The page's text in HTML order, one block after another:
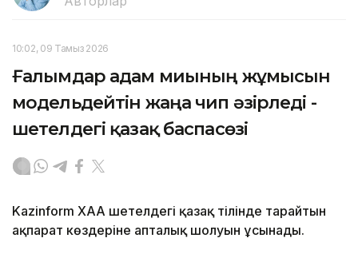
10:02, 09 Тамыз 2026
Ғалымдар адам миының жұмысын
модельдейтін жаңа чип әзірледі -
шетелдегі қазақ баспасөзі
Kazinform ХАА шетелдегі қазақ тілінде тарайтын
ақпарат көздеріне апталық шолуын ұсынады.